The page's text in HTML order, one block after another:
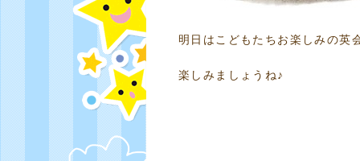
明日はこどもたちお楽しみの英
楽しみましょうね♪